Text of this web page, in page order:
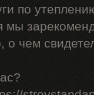
по
мы
о чем